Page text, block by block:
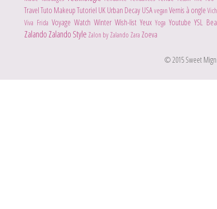
TravelTuto MakeupTutoriel UKUrban Decay USAvegan Vernis à ongle
Viva Frida Voyage Watch Winter Wish-list Yeux Yoga Youtube YSL
Zalando Zalando Style Zalon by Zalando Zara Zoeva
© 2015 Sweet